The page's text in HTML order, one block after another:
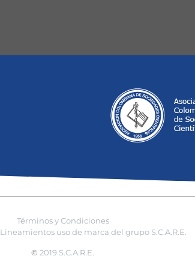
Términos y Condiciones
Lineamientos uso de marca del grupo S.C.A.R.E.
©2019 S.C.A.R.E.